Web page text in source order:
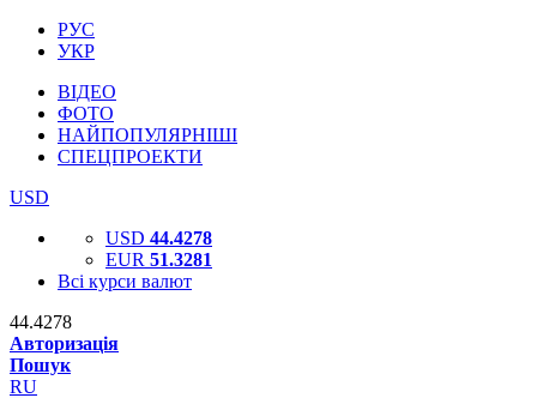
РУС
УКР
ВІДЕО
ФОТО
НАЙПОПУЛЯРНІШІ
СПЕЦПРОЕКТИ
USD
USD 44.4278
EUR 51.3281
Всі курси валют
44.4278
Авторизація
Пошук
RU